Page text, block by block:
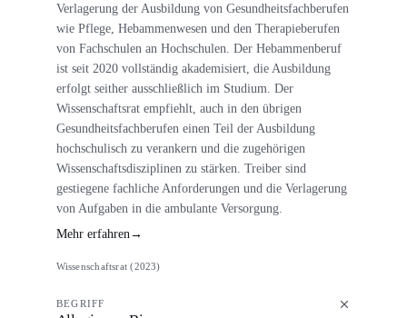
Verlagerung der Ausbildung von Gesundheitsfachberufen
wie Pflege, Hebammenwesen und den Therapieberufen
von Fachschulen an Hochschulen. Der Hebammenberuf
ist seit 2020 vollständig akademisiert, die Ausbildung
erfolgt seither ausschließlich im Studium. Der
Wissenschaftsrat empfiehlt, auch in den übrigen
Gesundheitsfachberufen einen Teil der Ausbildung
hochschulisch zu verankern und die zugehörigen
Wissenschaftsdisziplinen zu stärken. Treiber sind
gestiegene fachliche Anforderungen und die Verlagerung
von Aufgaben in die ambulante Versorgung.
Mehr erfahren→
Wissenschaftsrat (2023)
BEGRIFF